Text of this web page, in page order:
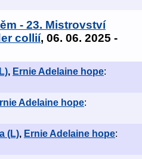
- 23. Mistrovství
collií, 06. 06. 2025 -
, Ernie Adelaine hope:
Adelaine hope:
(L), Ernie Adelaine hope: